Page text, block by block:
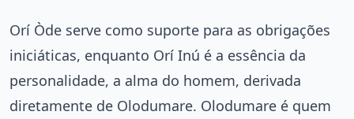
Orí Òde serve como suporte para as obrigações
iniciáticas, enquanto Orí Inú é a essência da
personalidade, a alma do homem, derivada
diretamente de Olodumare. Olodumare é quem